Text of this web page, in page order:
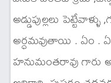
అడ్డుపుల్లలు
అర్ధమవుతాయి . ఏం .
హనుమంతరావు గారు